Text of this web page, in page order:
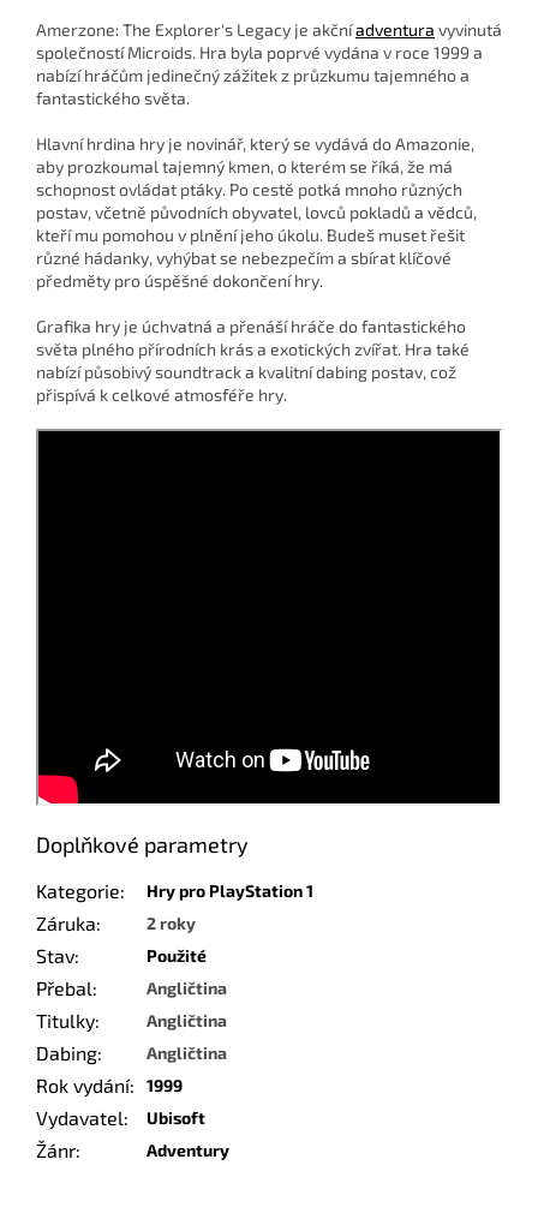
Amerzone: The Explorer's Legacy je akčníadventura vyvinutá
společností Microids. Hra byla poprvé vydána v roce 1999 a
nabízí hráčům jedinečný zážitek z průzkumu tajemného a
fantastického světa.
Hlavní hrdina hry je novinář, který se vydává do Amazonie,
aby prozkoumal tajemný kmen, o kterém se říká, že má
schopnost ovládat ptáky. Po cestě potká mnoho různých
postav, včetně původních obyvatel, lovců pokladů a vědců,
kteří mu pomohou v plnění jeho úkolu. Budeš muset řešit
různé hádanky, vyhýbat se nebezpečím a sbírat klíčové
předměty pro úspěšné dokončení hry.
Grafika hry je úchvatná a přenáší hráče do fantastického
světa plného přírodních krás a exotických zvířat. Hra také
nabízí působivý soundtrack a kvalitní dabing postav, což
přispívá k celkové atmosféře hry.
Doplňkové parametry
Kategorie: Hry pro PlayStation 1
Záruka: 2 roky
Stav: Použité
Přebal: Angličtina
Titulky: Angličtina
Dabing: Angličtina
Rok vydání: 1999
Vydavatel: Ubisoft
Žánr: Adventury